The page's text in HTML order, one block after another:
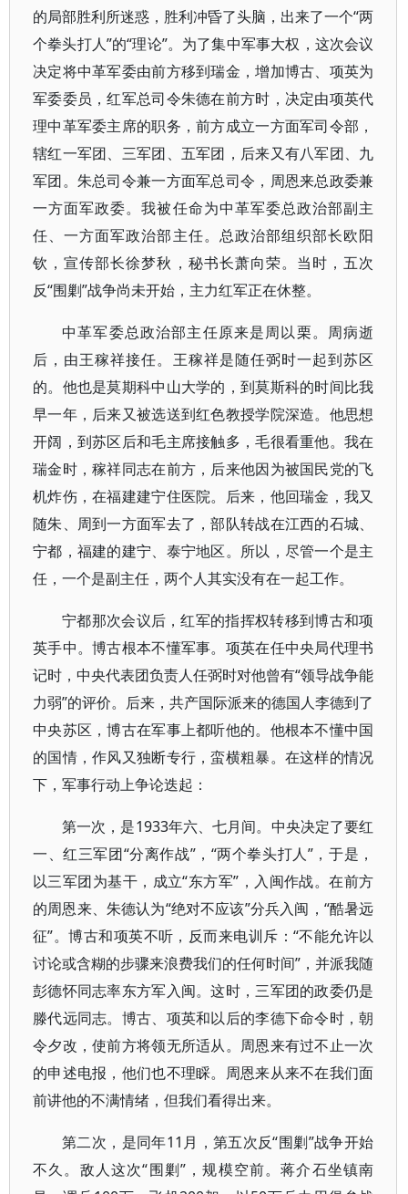
的局部胜利所迷惑，胜利冲昏了头脑，出来了一个“两
个拳头打人”的“理论”。为了集中军事大权，这次会议
决定将中革军委由前方移到瑞金，增加博古、项英为
军委委员，红军总司令朱德在前方时，决定由项英代
理中革军委主席的职务，前方成立一方面军司令部，
辖红一军团、三军团、五军团，后来又有八军团、九
军团。朱总司令兼一方面军总司令，周恩来总政委兼
一方面军政委。我被任命为中革军委总政治部副主
任、一方面军政治部主任。总政治部组织部长欧阳
钦，宣传部长徐梦秋，秘书长萧向荣。当时，五次
反“围剿”战争尚未开始，主力红军正在休整。
中革军委总政治部主任原来是周以栗。周病逝
后，由王稼祥接任。王稼祥是随任弼时一起到苏区
的。他也是莫期科中山大学的，到莫斯科的时间比我
早一年，后来又被选送到红色教授学院深造。他思想
开阔，到苏区后和毛主席接触多，毛很看重他。我在
瑞金时，稼祥同志在前方，后来他因为被国民党的飞
机炸伤，在福建建宁住医院。后来，他回瑞金，我又
随朱、周到一方面军去了，部队转战在江西的石城、
宁都，福建的建宁、泰宁地区。所以，尽管一个是主
任，一个是副主任，两个人其实没有在一起工作。
宁都那次会议后，红军的指挥权转移到博古和项
英手中。博古根本不懂军事。项英在任中央局代理书
记时，中央代表团负责人任弼时对他曾有“领导战争能
力弱”的评价。后来，共产国际派来的德国人李德到了
中央苏区，博古在军事上都听他的。他根本不懂中国
的国情，作风又独断专行，蛮横粗暴。在这样的情况
下，军事行动上争论迭起：
第一次，是1933年六、七月间。中央决定了要红
一、红三军团“分离作战”，“两个拳头打人”，于是，
以三军团为基干，成立“东方军”，入闽作战。在前方
的周恩来、朱德认为“绝对不应该”分兵入闽，“酷暑远
征”。博古和项英不听，反而来电训斥：“不能允许以
讨论或含糊的步骤来浪费我们的任何时间”，并派我随
彭德怀同志率东方军入闽。这时，三军团的政委仍是
滕代远同志。博古、项英和以后的李德下命令时，朝
令夕改，使前方将领无所适从。周恩来有过不止一次
的申述电报，他们也不理睬。周恩来从来不在我们面
前讲他的不满情绪，但我们看得出来。
第二次，是同年11月，第五次反“围剿”战争开始
不久。敌人这次“围剿”，规模空前。蒋介石坐镇南